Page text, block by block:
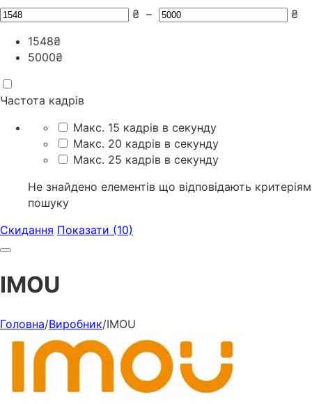
₴ –
₴
1548₴
5000₴
Частота кадрів
Макс. 15 кадрів в секунду
Макс. 20 кадрів в секунду
Макс. 25 кадрів в секунду
Не знайдено елементів що відповідають критеріям
пошуку
Скидання Показати (10)
IMOU
Головна/Виробник/IMOU